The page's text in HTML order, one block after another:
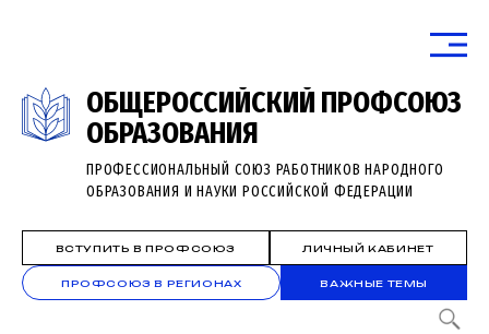
ОБЩЕРОССИЙСКИЙ ПРОФСОЮЗ
ОБРАЗОВАНИЯ
ПРОФЕССИОНАЛЬНЫЙ СОЮЗ РАБОТНИКОВ НАРОДНОГО
ОБРАЗОВАНИЯ И НАУКИ РОССИЙСКОЙ ФЕДЕРАЦИИ
ВСТУПИТЬ В ПРОФСОЮЗ ЛИЧНЫЙ КАБИНЕТ
ПРОФСОЮЗ В РЕГИОНАХ ВАЖНЫЕ ТЕМЫ